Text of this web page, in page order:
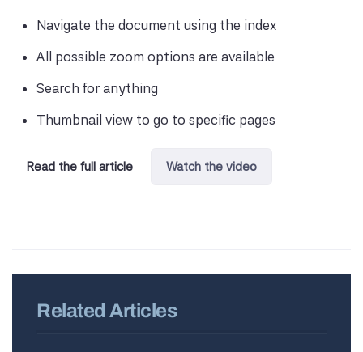
Navigate the document using the index
All possible zoom options are available
Search for anything
Thumbnail view to go to specific pages
Read the full article Watch the video
Related Articles